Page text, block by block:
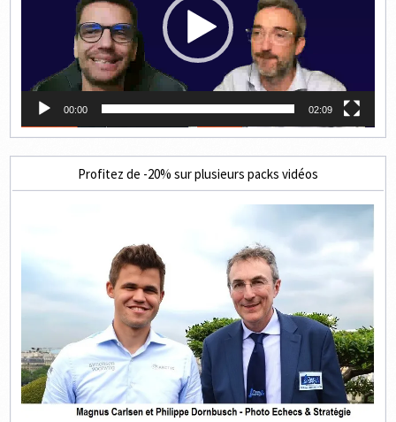
00:00 02:09
Profitez de -20% sur plusieurs packs vidéos